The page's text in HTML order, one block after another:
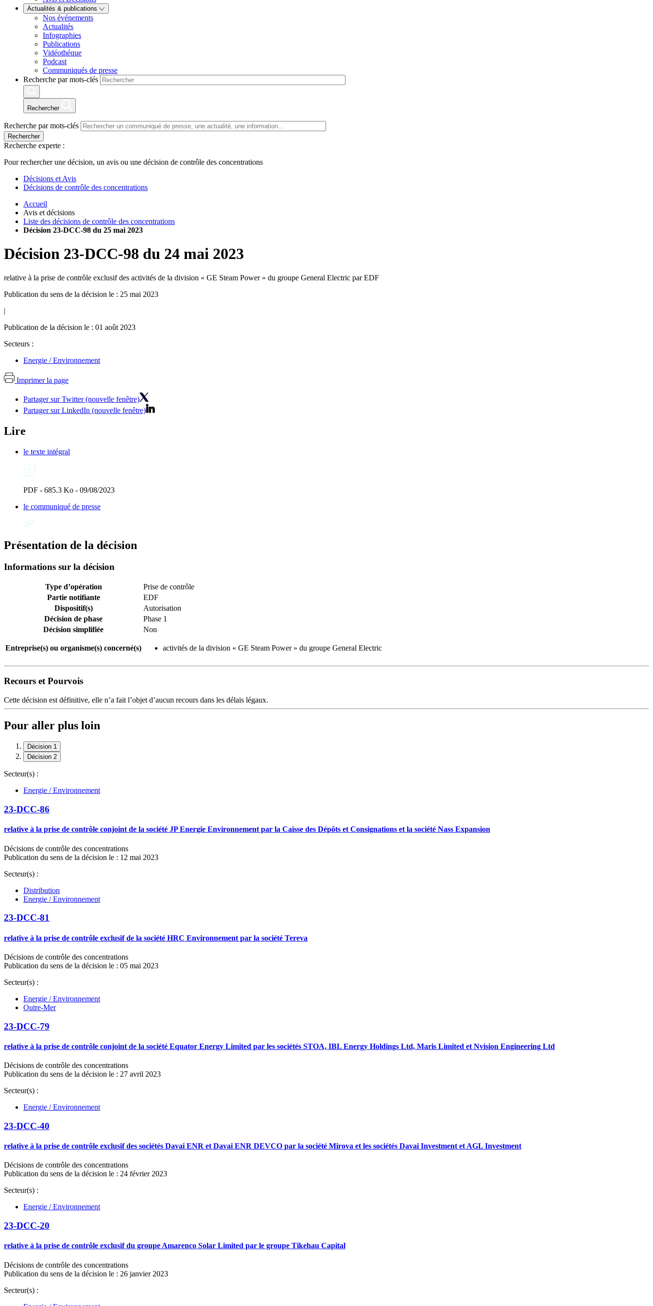
Actualités & publications
Nos événements
Actualités
Infographies
Publications
Vidéothéque
Podcast
Communiqués de presse
Recherche par mots-clés
Rechercher
Recherche par mots-clés
Rechercher
Recherche experte :
Pour rechercher une décision, un avis ou une décision de contrôle des concentrations
Décisions et Avis
Décisions de contrôle des concentrations
Accueil
Avis et décisions
Liste des décisions de contrôle des concentrations
Décision 23-DCC-98 du 25 mai 2023
Décision 23-DCC-98 du 24 mai 2023
relative à la prise de contrôle exclusif des activités de la division « GE Steam Power » du groupe General Electric par EDF
Publication du sens de la décision le : 25 mai 2023
|
Publication de la décision le : 01 août 2023
Secteurs :
Energie / Environnement
Imprimer la page
Partager sur Twitter (nouvelle fenêtre)
Partager sur LinkedIn (nouvelle fenêtre)
Lire
le texte intégral
PDF - 685.3 Ko - 09/08/2023
le communiqué de presse
Présentation de la décision
Informations sur la décision
Type d’opération
Prise de contrôle
Partie notifiante
EDF
Dispositif(s)
Autorisation
Décision de phase
Phase 1
Décision simplifiée
Non
Entreprise(s) ou organisme(s) concerné(s) activités de la division « GE Steam Power » du groupe General Electric
Recours et Pourvois
Cette décision est définitive, elle n’a fait l’objet d’aucun recours dans les délais légaux.
Pour aller plus loin
Décision 1
Décision 2
Secteur(s) :
Energie / Environnement
23-DCC-86
relative à la prise de contrôle conjoint de la société JP Energie Environnement par la Caisse des Dépôts et Consignations et la société Nass Expansion
Décisions de contrôle des concentrations
Publication du sens de la décision le : 12 mai 2023
Secteur(s) :
Distribution
Energie / Environnement
23-DCC-81
relative à la prise de contrôle exclusif de la société HRC Environnement par la société Tereva
Décisions de contrôle des concentrations
Publication du sens de la décision le : 05 mai 2023
Secteur(s) :
Energie / Environnement
Outre-Mer
23-DCC-79
relative à la prise de contrôle conjoint de la société Equator Energy Limited par les sociétés STOA, IBL Energy Holdings Ltd, Maris Limited et Nvision Engineering Ltd
Décisions de contrôle des concentrations
Publication du sens de la décision le : 27 avril 2023
Secteur(s) :
Energie / Environnement
23-DCC-40
relative à la prise de contrôle exclusif des sociétés Davai ENR et Davai ENR DEVCO par la société Mirova et les sociétés Davai Investment et AGL Investment
Décisions de contrôle des concentrations
Publication du sens de la décision le : 24 février 2023
Secteur(s) :
Energie / Environnement
23-DCC-20
relative à la prise de contrôle exclusif du groupe Amarenco Solar Limited par le groupe Tikehau Capital
Décisions de contrôle des concentrations
Publication du sens de la décision le : 26 janvier 2023
Secteur(s) :